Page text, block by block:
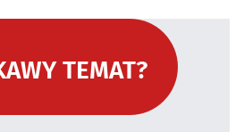
TEMAT?